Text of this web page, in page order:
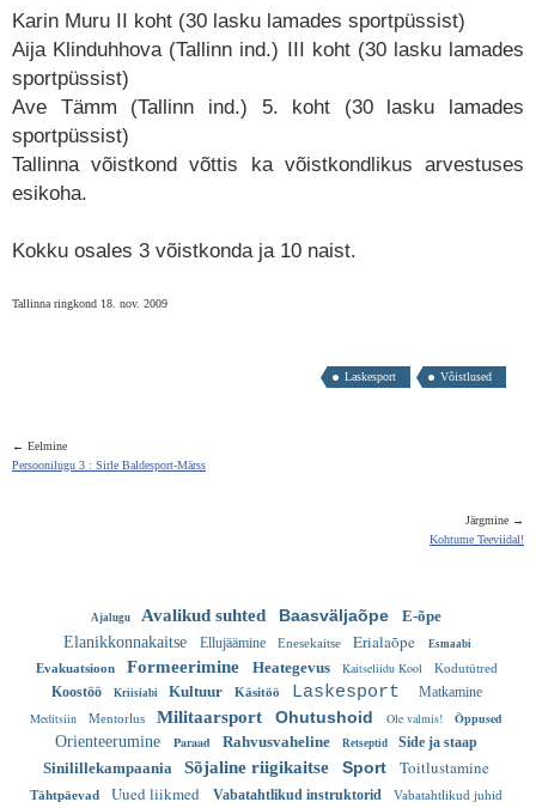
Karin Muru II koht (30 lasku lamades sportpüssist)
Aija Klinduhhova (Tallinn ind.) III koht (30 lasku lamades
sportpüssist)
Ave Tämm (Tallinn ind.) 5. koht (30 lasku lamades
sportpüssist)
Tallinna võistkond võttis ka võistkondlikus arvestuses
esikoha.
Kokku osales 3 võistkonda ja 10 naist.
Tallinna ringkond 18. nov. 2009
Laskesport Võistlused
← Eelmine
Persoonilugu 3 : Sirle Baldesport-Märss
Järgmine →
Kohtume Teeviidal!
Ajalugu Avalikud suhted Baasväljaõpe
E-õpe
Elanikkonnakaitse
Ellujäämine Enesekaitse Erialaõpe Esmaabi
Evakuatsioon Formeerimine Heategevus Kaitseliidu Kool Kodutütred
Koostöö Kriisiabi Kultuur Käsitöö Laskesport
Matkamine
Meditsiin
Mentorlus Militaarsport Ohutushoid Ole valmis! Õppused
Orienteerumine Paraad Rahvusvaheline Retseptid Side ja staap
Sinilillekampaania Sõjaline riigikaitse Sport Toitlustamine
Tähtpäevad Uued liikmed Vabatahtlikud instruktorid Vabatahtlikud juhid